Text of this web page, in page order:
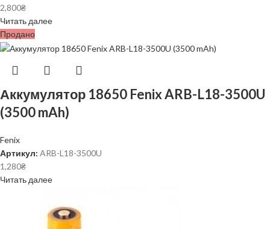
2,800₴
Читать далее
Продано
Аккумулятор 18650 Fenix ARB-L18-3500U
(3500 mAh)
Fenix
Артикул: ARB-L18-3500U
1,280₴
Читать далее